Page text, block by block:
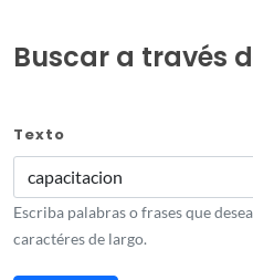
Buscar a través
Texto
Escriba palabras o frases que
caractéres de largo.